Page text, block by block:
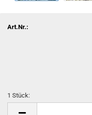
Art.Nr.:
1 Stück: